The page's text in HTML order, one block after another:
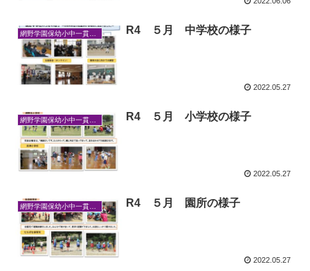
R4 ５月 中学校の様子
2022.05.27
R4 ５月 小学校の様子
2022.05.27
R4 ５月 園所の様子
2022.05.27